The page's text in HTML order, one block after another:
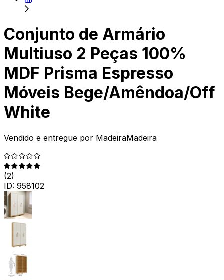
Conjunto de Armário
Multiuso 2 Peças 100%
MDF Prisma Espresso
Móveis Bege/Amêndoa/Off
White
Vendido e entregue por MadeiraMadeira
(2)
ID: 958102